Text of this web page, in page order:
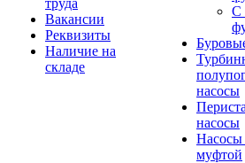
труда
Вакансии
Реквизиты
Наличие на
складе
С
насосы
насосы
Насосы
муфтой